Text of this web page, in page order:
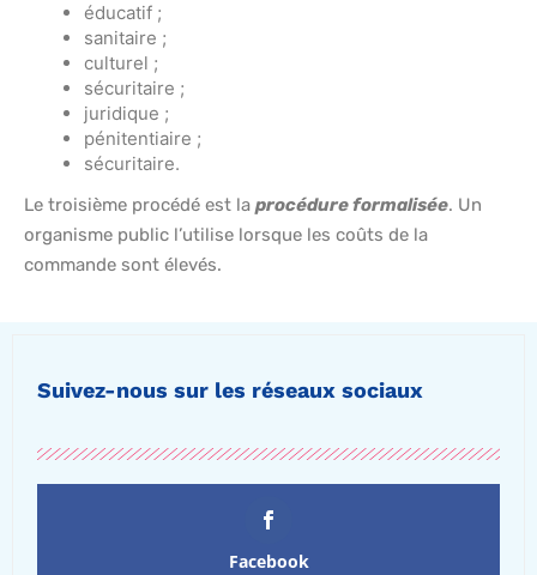
éducatif ;
sanitaire ;
culturel ;
sécuritaire ;
juridique ;
pénitentiaire ;
sécuritaire.
Le troisième procédé est la procédure formalisée. Un
organisme public l’utilise lorsque les coûts de la
commande sont élevés.
Suivez-nous sur les réseaux sociaux
Facebook